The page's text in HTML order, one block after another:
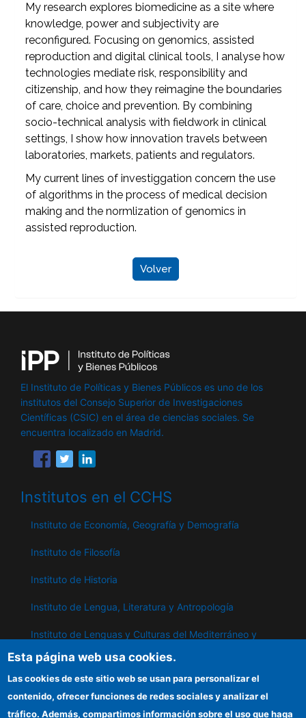
My research explores biomedicine as a site where
knowledge, power and subjectivity are
reconfigured. Focusing on genomics, assisted
reproduction and digital clinical tools, I analyse how
technologies mediate risk, responsibility and
citizenship, and how they reimagine the boundaries
of care, choice and prevention. By combining
socio-technical analysis with fieldwork in clinical
settings, I show how innovation travels between
laboratories, markets, patients and regulators.
My current lines of investiggation concern the use
of algorithms in the process of medical decision
making and the normlization of genomics in
assisted reproduction.
Volver
El Instituto de Políticas y Bienes Públicos es uno de los
institutos del Consejo Superior de Investigaciones
Científicas (CSIC) en el área de ciencias sociales. Se
encuentra localizado en Madrid.
Institutos en el CCHS
Instituto de Economía, Geografía y Demografía
Instituto de Filosofía
Instituto de Historia
Instituto de Lengua, Literatura y Antropología
Instituto de Lenguas y Culturas del Mediterráneo y
Instituto de Políticas y Bienes Públicos
Esta página web usa cookies.
Las cookies de este sitio web se usan para personalizar el
contenido, ofrecer funciones de redes sociales y analizar el
tráfico. Además, compartimos información sobre el uso que haga